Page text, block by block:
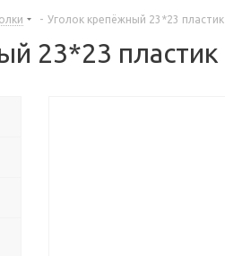
- Уголок крепёжный 23*23 пластик
23*23 пластик